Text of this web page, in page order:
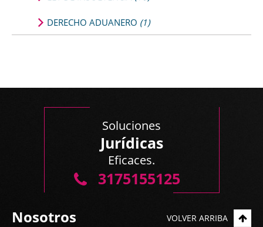
DERECHO ADUANERO (1)
Soluciones
Jurídicas
Eficaces.
3175155125
Nosotros VOLVER ARRIBA